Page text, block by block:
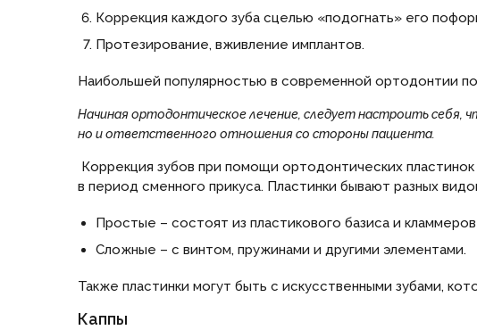
Коррекция каждого зуба сцелью «подогнать» его
Протезирование, вживление имплантов.
Наибольшей популярностью в современной ортодонтии
Начиная ортодонтическое лечение, следует настроить себя,
но и ответственного отношения со стороны пациента.
Коррекция зубов при помощи ортодонтических
в период сменного прикуса. Пластинки бывают разных
Простые – состоят из пластикового базиса и
Сложные – с винтом, пружинами и другими элементами.
Также пластинки могут быть с искусственными зубами,
Каппы